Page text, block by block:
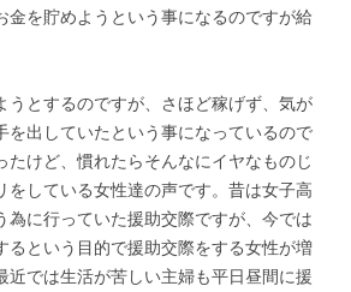
金を貯めようという事になるのですが給
うとするのですが、さほど稼げず、気が
を出していたという事になっているので
たけど、慣れたらそんなにイヤなものじ
をしている女性達の声です。昔は女子高
為に行っていた援助交際ですが、今では
るという目的で援助交際をする女性が増
近では生活が苦しい主婦も平日昼間に援